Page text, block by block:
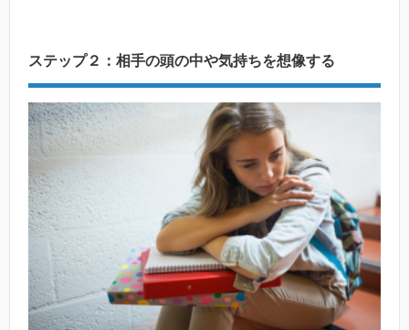
ステップ２：相手の頭の中や気持ちを想像する